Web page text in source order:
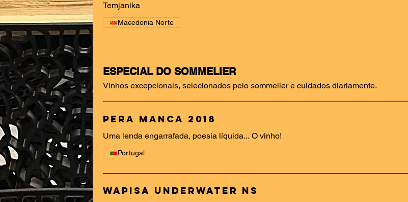
Temjanika
Macedonia Norte
ESPECIAL DO SOMMELIER
Vinhos excepcionais, selecionados pelo sommelier e cuidados diariamente.
Pera Manca 2018
Uma lenda engarrafada, poesia líquida... O vinho!
Portugal
Wapisa Underwater NS